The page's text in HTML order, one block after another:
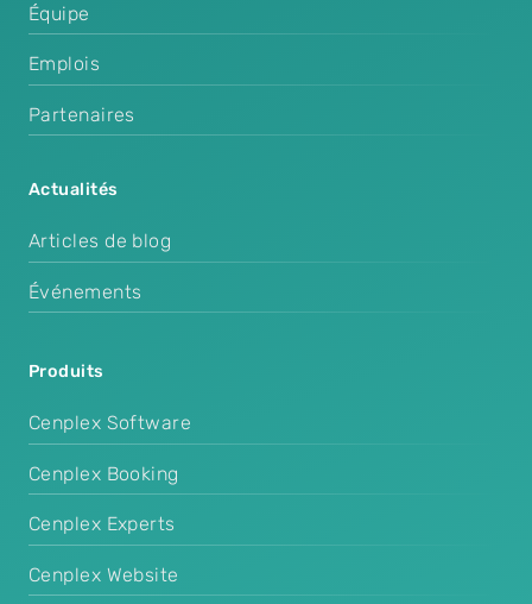
Équipe
Emplois
Partenaires
Actualités
Articles de blog
Événements
Produits
Cenplex Software
Cenplex Booking
Cenplex Experts
Cenplex Website